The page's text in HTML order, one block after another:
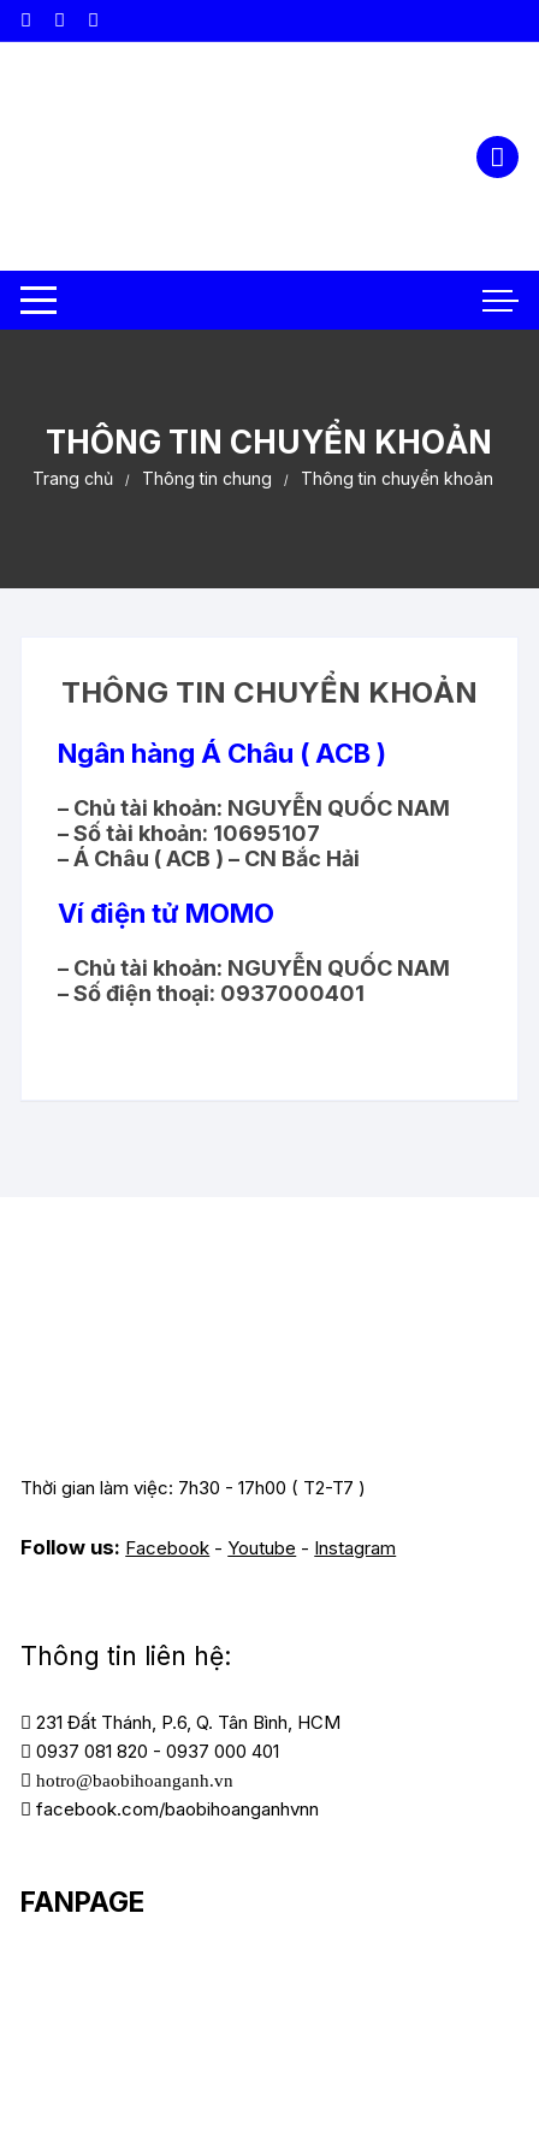
Chuyển
tới
THÔNG TIN CHUYỂN KHOẢN
Trang chủ Thông tin chung Thông tin chuyển khoản
THÔNG TIN CHUYỂN KHOẢN
Ngân hàng Á Châu ( ACB )
– Chủ tài khoản: NGUYỄN QUỐC NAM
– Số tài khoản: 10695107
– Á Châu ( ACB ) – CN Bắc Hải
Ví điện tử MOMO
– Chủ tài khoản: NGUYỄN QUỐC NAM
– Số điện thoại: 0937000401
Thời gian làm việc: 7h30 - 17h00 ( T2-T7 )
Follow us: Facebook - Youtube - Instagram
Thông tin liên hệ:
231 Đất Thánh, P.6, Q. Tân Bình, HCM
0937 081 820 -0937 000 401
hotro@baobihoanganh.vn
facebook.com/baobihoanganhvnn
FANPAGE